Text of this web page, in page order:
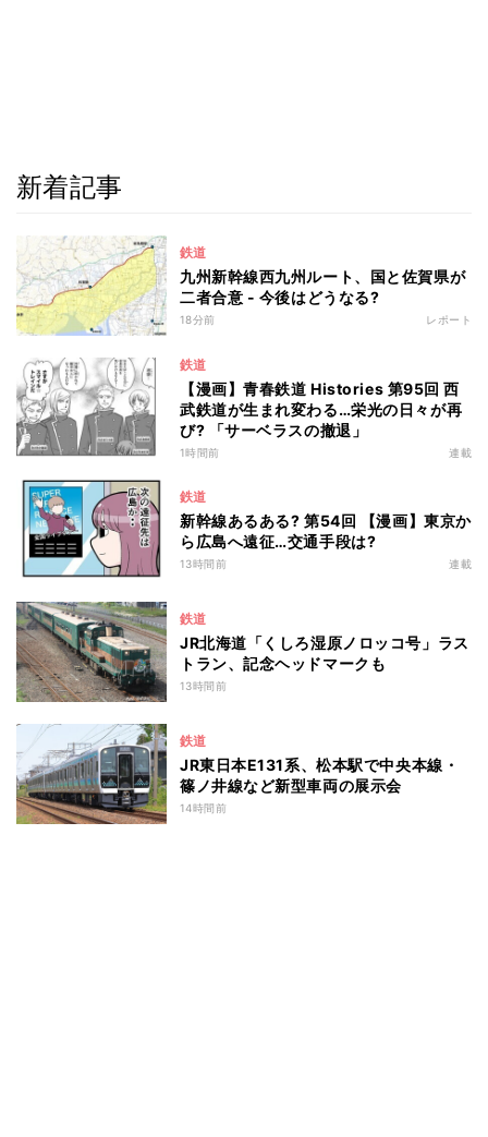
新着記事
鉄道
九州新幹線西九州ルート、国と佐賀県が
二者合意 - 今後はどうなる?
18分前 レポート
鉄道
【漫画】青春鉄道 Histories 第95回 西
武鉄道が生まれ変わる…栄光の日々が再
び? 「サーベラスの撤退」
1時間前 連載
鉄道
新幹線あるある? 第54回 【漫画】東京か
ら広島へ遠征…交通手段は?
13時間前 連載
鉄道
JR北海道「くしろ湿原ノロッコ号」ラス
トラン、記念ヘッドマークも
13時間前
鉄道
JR東日本E131系、松本駅で中央本線・
篠ノ井線など新型車両の展示会
14時間前